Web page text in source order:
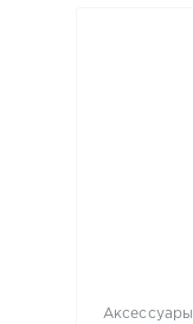
Аксессуары